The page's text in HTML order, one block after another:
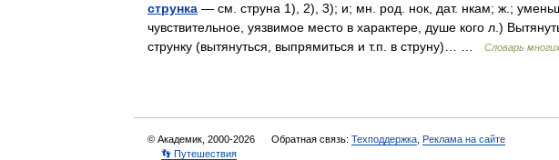
струнка — см. струна 1), 2), 3); и; мн. род. нок, дат. нкам; ж.;
чувствительное, уязвимое место в характере, душе кого л.)
струнку (вытянуться, выпрямиться и т.п. в струну)… …
Словарь
© Академик, 2000-2026 Обратная связь: Техподдержка Реклама на сайте
👣 Путешествия